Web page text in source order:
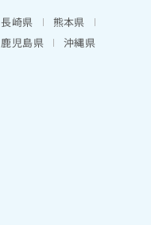
長崎県
熊本県
鹿児島県 沖縄県